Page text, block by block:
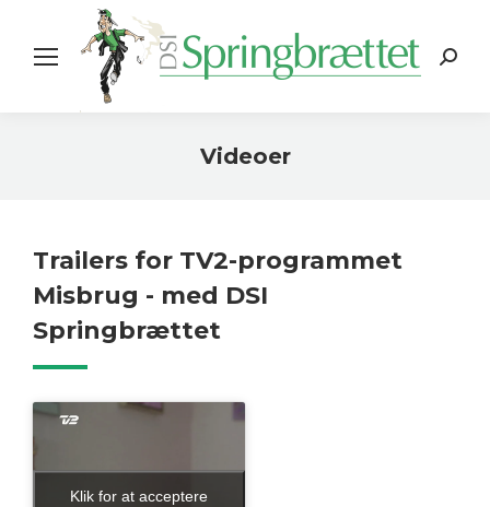
Search:
Videoer
Trailers for TV2-programmet
Misbrug - med DSI
Springbrættet
Klik for at acceptere